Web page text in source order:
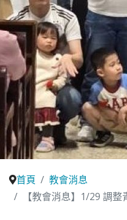
首頁
教會消息
【教會消息】1/29 調